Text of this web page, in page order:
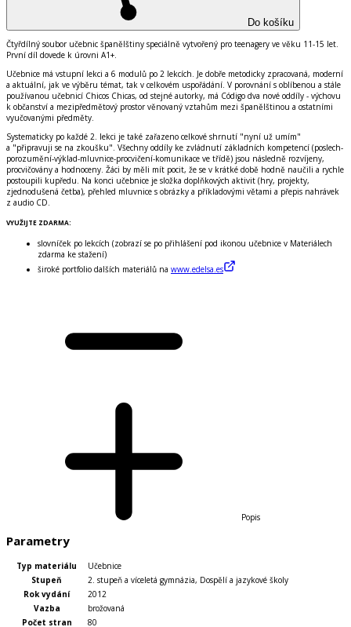
Do košíku
Čtyřdílný soubor učebnic španělštiny speciálně vytvořený pro teenagery ve věku 11-15 let.
První díl dovede k úrovni A1+.
Učebnice má vstupní lekci a 6 modulů po 2 lekcích. Je dobře metodicky zpracovaná, moderní
a aktuální, jak ve výběru témat, tak v celkovém uspořádání. V porovnání s oblíbenou a stále
používanou učebnicí Chicos Chicas, od stejné autorky, má Código dva nové oddíly - výchovu
k občanství a mezipředmětový prostor věnovaný vztahům mezi španělštinou a ostatními
vyučovanými předměty.
Systematicky po každé 2. lekci je také zařazeno celkové shrnutí "nyní už umím"
a "připravuji se na zkoušku" . Všechny oddíly ke zvládnutí základních kompetencí (poslech-
porozumění-výklad-mluvnice-procvičení-komunikace ve třídě) jsou následně rozvíjeny,
procvičovány a hodnoceny. Žáci by měli mít pocit, že se v krátké době hodně naučili a rychle
postoupili kupředu. Na konci učebnice je složka doplňkových aktivit (hry, projekty,
zjednodušená četba), přehled mluvnice s obrázky a příkladovými větami a přepis nahrávek
z audio CD.
VYUŽIJTE ZDARMA:
slovníček po lekcích (zobrazí se po přihlášení pod ikonou učebnice v Materiálech
zdarma ke stažení)
široké portfolio dalších materiálů na www.edelsa.es
Popis
Parametry
Typ materiálu
Učebnice
Stupeň
2. stupeň a víceletá gymnázia, Dospělí a jazykové školy
Rok vydání
2012
Vazba
brožovaná
Počet stran
80